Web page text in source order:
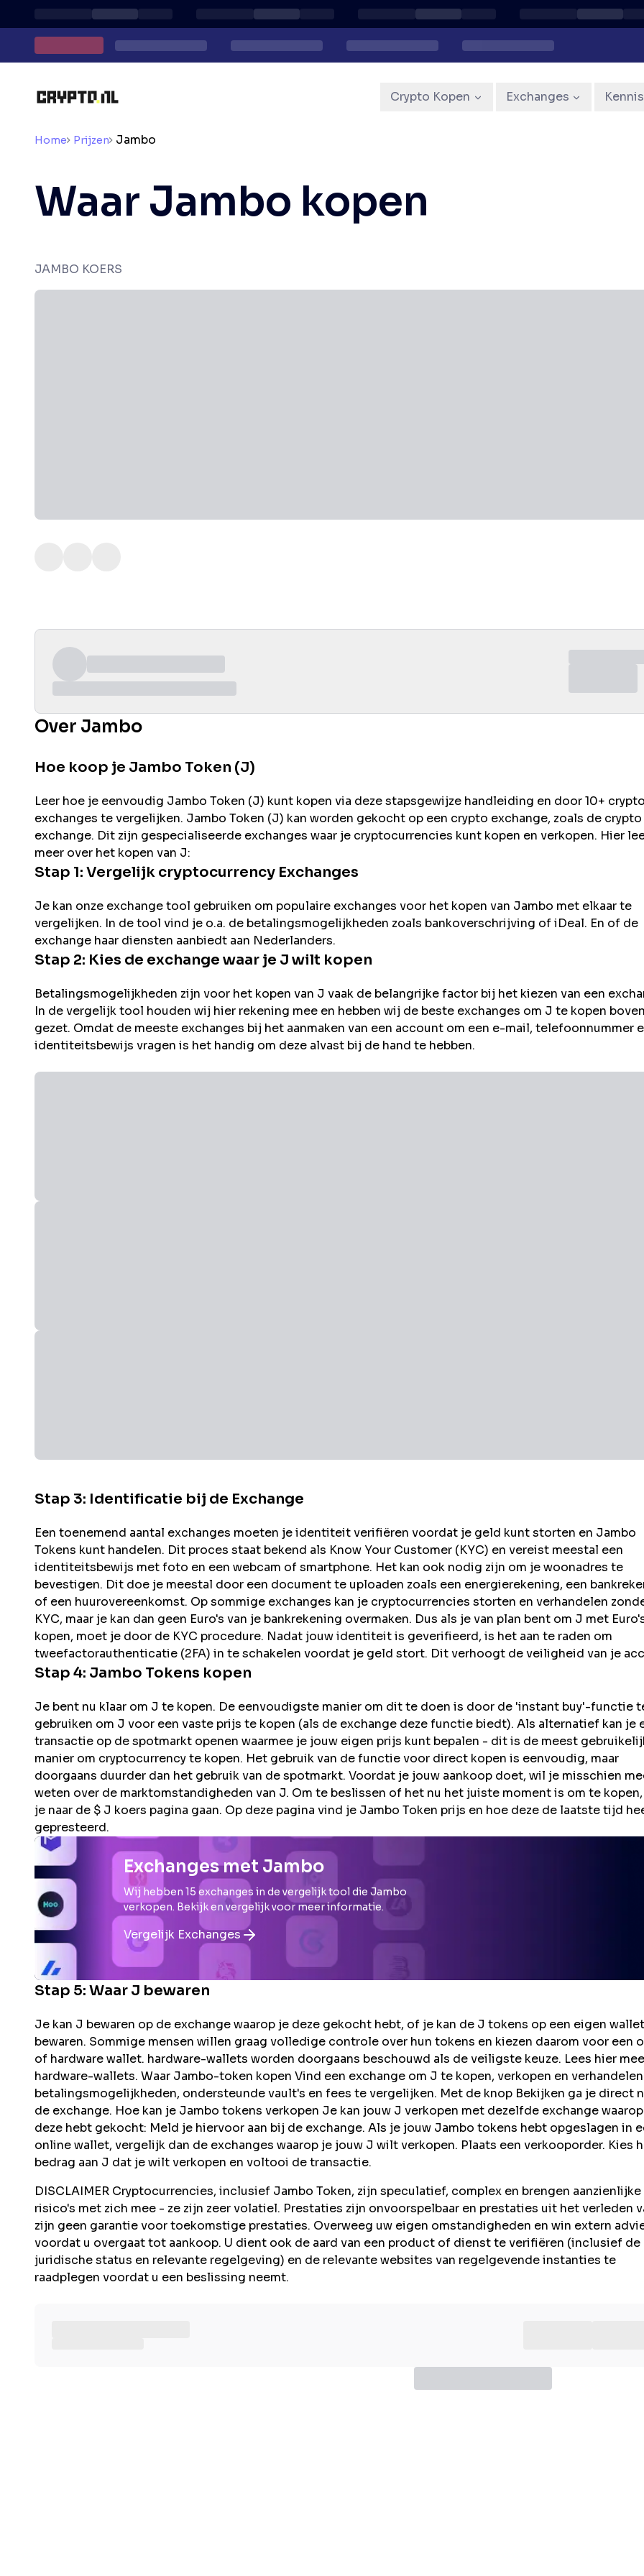
Crypto Kopen Exchanges
Home Prijzen Jambo
Waar Jambo kopen
JAMBO KOERS
Over Jambo
Hoe koop je Jambo Token (J)
Leer hoe je eenvoudig Jambo Token (J) kunt kopen via deze stapsgewijze handleiding en door 10+ crypto
exchanges te vergelijken. Jambo Token (J) kan worden gekocht op een crypto exchange, zoals de crypto
exchange. Dit zijn gespecialiseerde exchanges waar je cryptocurrencies kunt kopen en verkopen. Hier
meer over het kopen van J:
Stap 1: Vergelijk cryptocurrency Exchanges
Je kan onze exchange tool gebruiken om populaire exchanges voor het kopen van Jambo met elkaar te
vergelijken. In de tool vind je o.a. de betalingsmogelijkheden zoals bankoverschrijving of iDeal. En of de
exchange haar diensten aanbiedt aan Nederlanders.
Stap 2: Kies de exchange waar je J wilt kopen
Betalingsmogelijkheden zijn voor het kopen van J vaak de belangrijke factor bij het kiezen van een
In de vergelijk tool houden wij hier rekening mee en hebben wij de beste exchanges om J te kopen
gezet. Omdat de meeste exchanges bij het aanmaken van een account om een e-mail, telefoonnummer
identiteitsbewijs vragen is het handig om deze alvast bij de hand te hebben.
Stap 3: Identificatie bij de Exchange
Een toenemend aantal exchanges moeten je identiteit verifiëren voordat je geld kunt storten en Jambo
Tokens kunt handelen. Dit proces staat bekend als Know Your Customer (KYC) en vereist meestal een
identiteitsbewijs met foto en een webcam of smartphone. Het kan ook nodig zijn om je woonadres te
bevestigen. Dit doe je meestal door een document te uploaden zoals een energierekening, een
of een huurovereenkomst. Op sommige exchanges kan je cryptocurrencies storten en verhandelen
KYC, maar je kan dan geen Euro's van je bankrekening overmaken. Dus als je van plan bent om J met
kopen, moet je door de KYC procedure. Nadat jouw identiteit is geverifieerd, is het aan te raden om
tweefactorauthenticatie (2FA) in te schakelen voordat je geld stort. Dit verhoogt de veiligheid van je
Stap 4: Jambo Tokens kopen
Je bent nu klaar om J te kopen. De eenvoudigste manier om dit te doen is door de 'instant buy'-functie
gebruiken om J voor een vaste prijs te kopen (als de exchange deze functie biedt). Als alternatief kan je
transactie op de spotmarkt openen waarmee je jouw eigen prijs kunt bepalen - dit is de meest
manier om cryptocurrency te kopen. Het gebruik van de functie voor direct kopen is eenvoudig, maar
doorgaans duurder dan het gebruik van de spotmarkt. Voordat je jouw aankoop doet, wil je misschien
weten over de marktomstandigheden van J. Om te beslissen of het nu het juiste moment is om te kopen,
je naar de $ J koers pagina gaan. Op deze pagina vind je Jambo Token prijs en hoe deze de laatste tijd
gepresteerd.
Exchanges met Jambo
Wij hebben 15 exchanges in de vergelijk tool die Jambo
verkopen. Bekijk en vergelijk voor meer informatie.
Vergelijk Exchanges
Stap 5: Waar J bewaren
Je kan J bewaren op de exchange waarop je deze gekocht hebt, of je kan de J tokens op een eigen wallet
bewaren. Sommige mensen willen graag volledige controle over hun tokens en kiezen daarom voor een
of hardware wallet. hardware-wallets worden doorgaans beschouwd als de veiligste keuze. Lees hier
hardware-wallets. Waar Jambo-token kopen Vind een exchange om J te kopen, verkopen en
betalingsmogelijkheden, ondersteunde vault's en fees te vergelijken. Met de knop Bekijken ga je direct
de exchange. Hoe kan je Jambo tokens verkopen Je kan jouw J verkopen met dezelfde exchange
deze hebt gekocht: Meld je hiervoor aan bij de exchange. Als je jouw Jambo tokens hebt opgeslagen in
online wallet, vergelijk dan de exchanges waarop je jouw J wilt verkopen. Plaats een verkooporder. Kies
bedrag aan J dat je wilt verkopen en voltooi de transactie.
DISCLAIMER Cryptocurrencies, inclusief Jambo Token, zijn speculatief, complex en brengen aanzienlijke
risico's met zich mee - ze zijn zeer volatiel. Prestaties zijn onvoorspelbaar en prestaties uit het verleden
zijn geen garantie voor toekomstige prestaties. Overweeg uw eigen omstandigheden en win extern
voordat u overgaat tot aankoop. U dient ook de aard van een product of dienst te verifiëren (inclusief de
juridische status en relevante regelgeving) en de relevante websites van regelgevende instanties te
raadplegen voordat u een beslissing neemt.